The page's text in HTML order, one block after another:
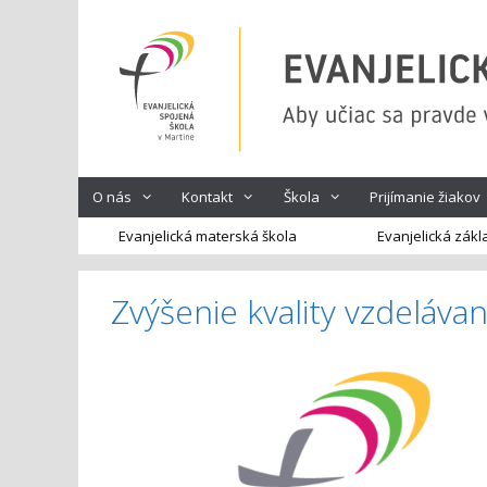
O nás Kontakt Škola
Prijímanie žiakov
Evanjelická materská škola
Evanjelická
Zvýšenie kvality